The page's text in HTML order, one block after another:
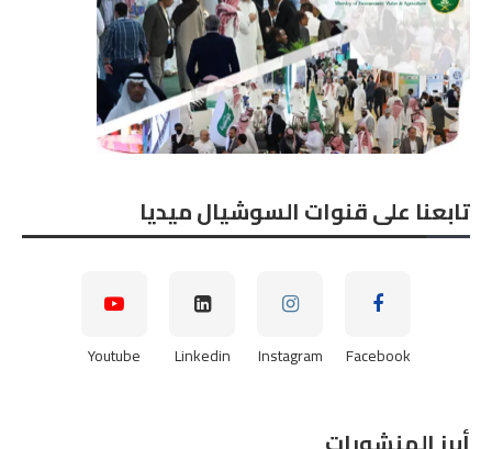
تابعنا على قنوات السوشيال ميديا
Facebook
Instagram
Linkedin
Youtube